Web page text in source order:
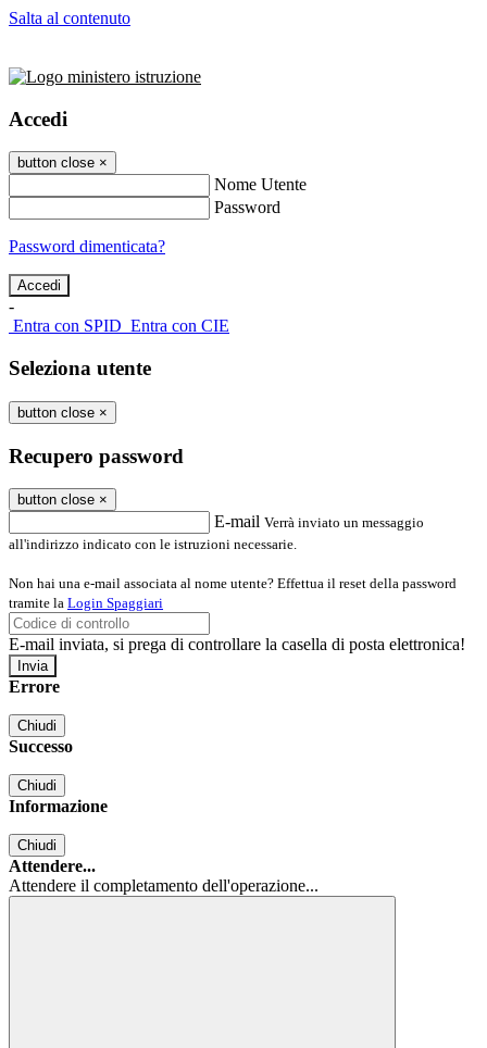
Salta al contenuto
Accedi
button close ×
Nome Utente
Password
Password dimenticata?
-
Entra con SPID Entra con CIE
Seleziona utente
button close ×
Recupero password
button close ×
E-mail Verrà inviato un messaggio
all'indirizzo indicato con le istruzioni necessarie.
Non hai una e-mail associata al nome utente? Effettua il reset della password
tramite la Login Spaggiari
E-mail inviata, si prega di controllare la casella di posta elettronica!
Errore
Chiudi
Successo
Chiudi
Informazione
Chiudi
Attendere...
Attendere il completamento dell'operazione...